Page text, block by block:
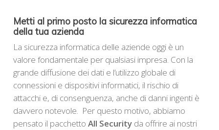
Metti al primo posto la sicurezza informatica
della tua azienda
La sicurezza informatica delle aziende oggi è un
valore fondamentale per qualsiasi impresa. Con la
grande diffusione dei dati e l’utilizzo globale di
connessioni e dispositivi informatici, il rischio di
attacchi e, di consenguenza, anche di danni ingenti è
davvero notevole. Per questo motivo, abbiamo
pensato il pacchetto All Securityda offrire ai nostri